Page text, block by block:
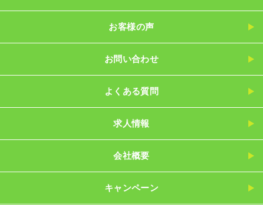
お客様の声
お問い合わせ
よくある質問
求人情報
会社概要
キャンペーン